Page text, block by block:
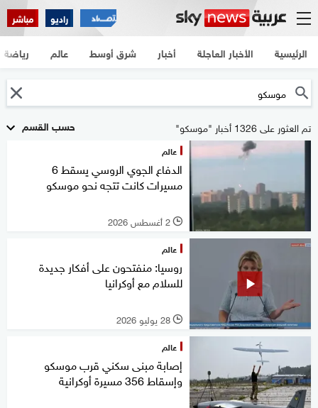
راديو مباشر
الرئيسية الأخبار العاجلة أخبار شرق أوسط عالم رياضة
حسب القسم تم العثور على 1326 أخبار "موسكو"
عالم
الدفاع الجوي الروسي يسقط 6
مسيرات كانت تتجه نحو موسكو
l 2 أغسطس 2026
عالم
روسيا: منفتحون على أفكار جديدة
للسلام مع أوكرانيا
l 28 يوليو 2026
عالم
إصابة مبنى سكني قرب موسكو
وإسقاط 356 مسيرة أوكرانية